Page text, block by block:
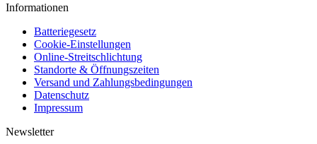
Informationen
Batteriegesetz
Cookie-Einstellungen
Online-Streitschlichtung
Standorte & Öffnungszeiten
Versand und Zahlungsbedingungen
Datenschutz
Impressum
Newsletter